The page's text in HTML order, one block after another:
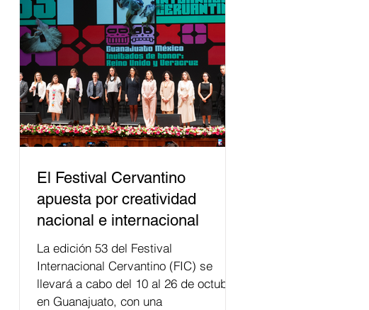
El Festival Cervantino
apuesta por creatividad
nacional e internacional
La edición 53 del Festival
Internacional Cervantino (FIC) se
llevará a cabo del 10 al 26 de octubre
en Guanajuato, con una